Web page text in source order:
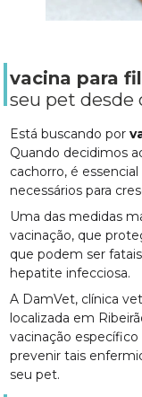
vacina para
seu pet desde
Está buscando por
Quando decidimos
cachorro, é
necessários para
Uma das medidas
vacinação, que
que podem ser
hepatite infecciosa.
A DamVet, clínica
localizada em
vacinação
prevenir tais
seu pet.